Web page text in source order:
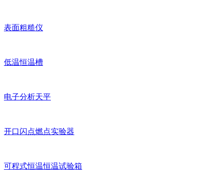
表面粗糙仪
低温恒温槽
电子分析天平
开口闪点燃点实验器
可程式恒温恒温试验箱